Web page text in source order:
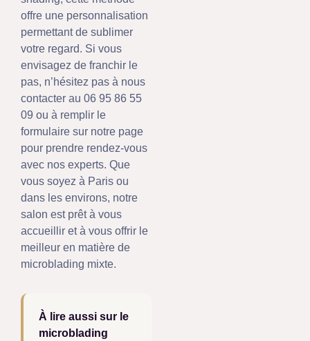
offre une personnalisation
permettant de sublimer
votre regard. Si vous
envisagez de franchir le
pas, n’hésitez pas à nous
contacter au 06 95 86 55
09 ou à remplir le
formulaire sur notre page
pour prendre rendez-vous
avec nos experts. Que
vous soyez à Paris ou
dans les environs, notre
salon est prêt à vous
accueillir et à vous offrir le
meilleur en matière de
microblading mixte.
À lire aussi sur le
microblading